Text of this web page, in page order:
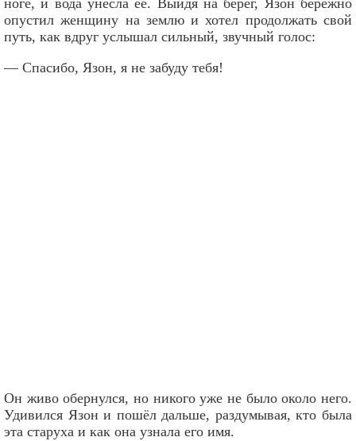
ноге, и вода унесла её. Выйдя на берег, Язон бережно
опустил женщину на землю и хотел продолжать свой
путь, как вдруг услышал сильный, звучный голос:
— Спасибо, Язон, я не забуду тебя!
Он живо обернулся, но никого уже не было около него.
Удивился Язон и пошёл дальше, раздумывая, кто была
эта старуха и как она узнала его имя.